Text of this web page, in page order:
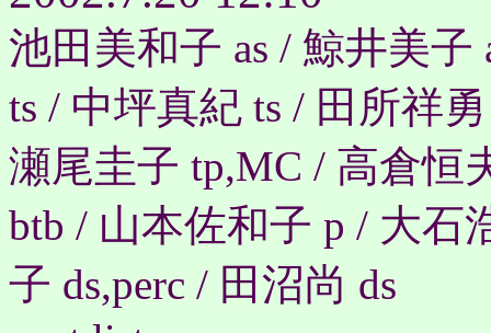
池田美和子 as / 鯨井美子
ts / 中坪真紀 ts / 田所祥
瀬尾圭子 tp,MC / 高倉恒
btb / 山本佐和子 p / 大石
子 ds,perc / 田沼尚 ds